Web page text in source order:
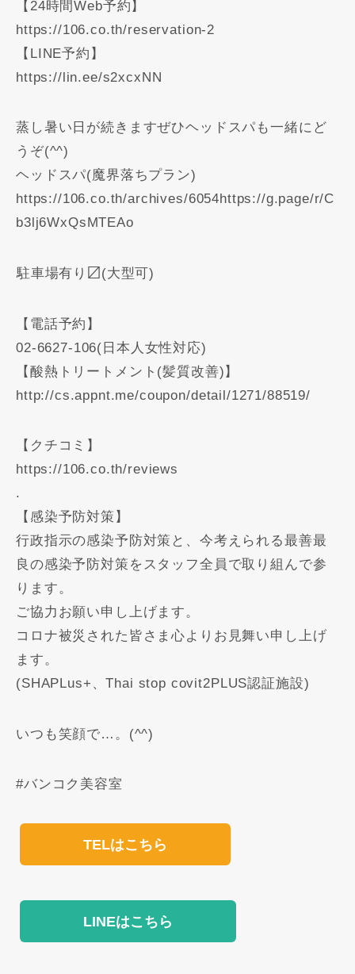
【24時間Web予約】
https://106.co.th/reservation-2
【LINE予約】
https://lin.ee/s2xcxNN
蒸し暑い日が続きますぜひヘッドスパも一緒にど
うぞ(^^)
ヘッドスパ(魔界落ちプラン)
https://106.co.th/archives/6054https://g.page/r/C
b3lj6WxQsMTEAo
️駐車場有り〼(大型可)
【電話予約】
02-6627-106(日本人女性対応)
【酸熱トリートメント(髪質改善)】
http://cs.appnt.me/coupon/detail/1271/88519/
【クチコミ】
https://106.co.th/reviews
.
【感染予防対策】
行政指示の感染予防対策と、今考えられる最善最
良の感染予防対策をスタッフ全員で取り組んで参
ります。
ご協力お願い申し上げます。
コロナ被災された皆さま心よりお見舞い申し上げ
ます。
(SHAPLus+、Thai stop covit2PLUS認証施設)
いつも笑顔で…。(^^)
#バンコク美容室
TELはこちら
LINEはこちら